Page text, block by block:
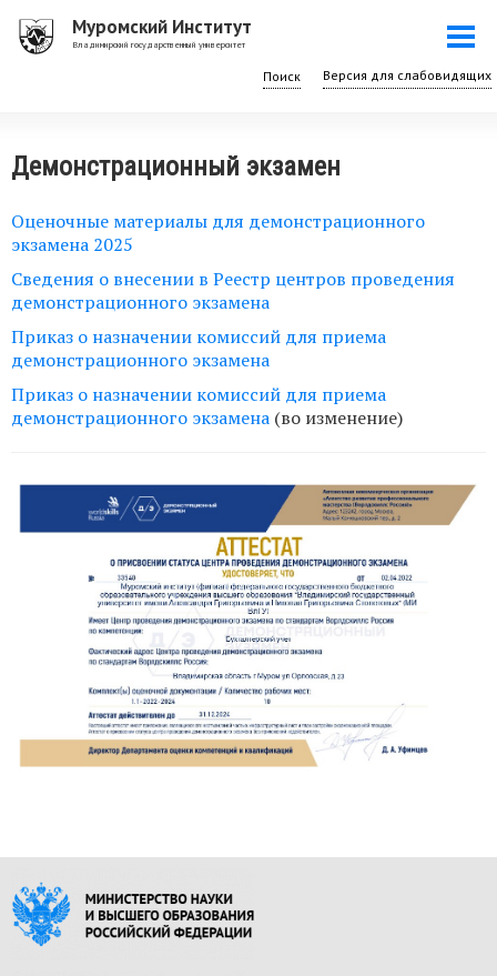
Перейти
Муромский Институт
Владимирский государственный университет
Поиск
Демонстрационный экзамен
Оценочные материалы для демонстрационного
экзамена 2025
Сведения о внесении в Реестр центров проведения
демонстрационного экзамена
Приказ о назначении комиссий для приема
демонстрационного экзамена
Приказ о назначении комиссий для приема
демонстрационного экзамена (во изменение)